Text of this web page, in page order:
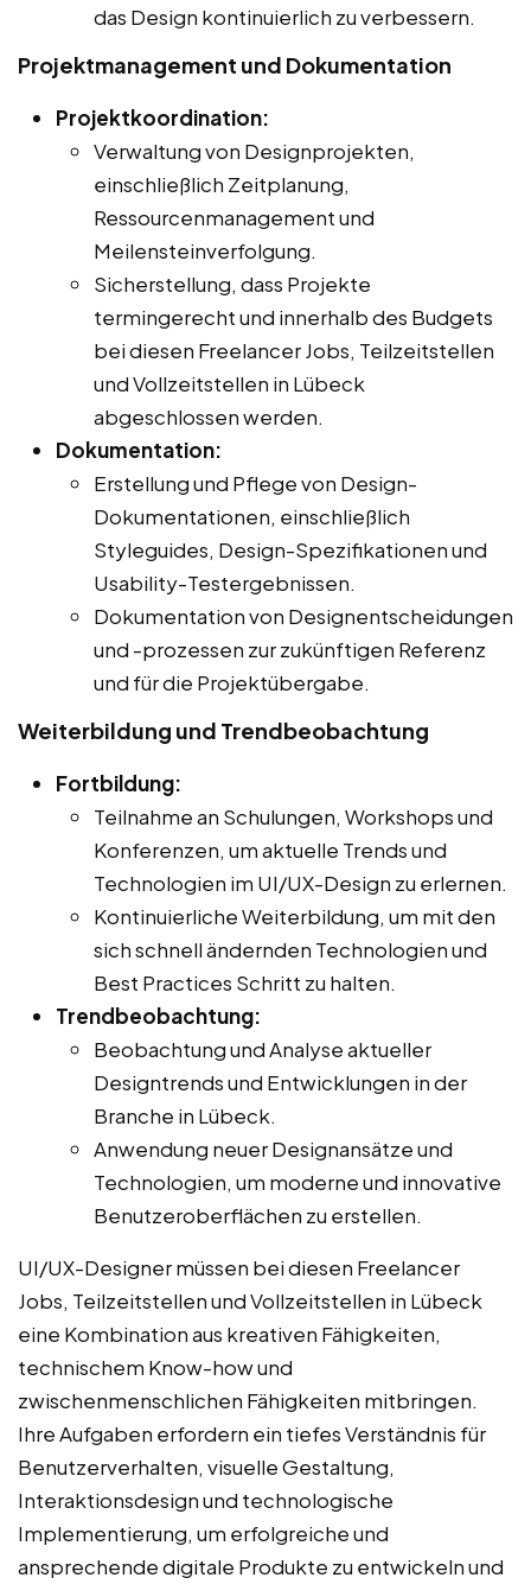
das Design kontinuierlich zu verbessern.
Projektmanagement und Dokumentation
Projektkoordination:
Verwaltung von Designprojekten,
einschließlich Zeitplanung,
Ressourcenmanagement und
Meilensteinverfolgung.
Sicherstellung, dass Projekte
termingerecht und innerhalb des Budgets
bei diesen Freelancer Jobs, Teilzeitstellen
und Vollzeitstellen in Lübeck
abgeschlossen werden.
Dokumentation:
Erstellung und Pflege von Design-
Dokumentationen, einschließlich
Styleguides, Design-Spezifikationen und
Usability-Testergebnissen.
Dokumentation von Designentscheidungen
und -prozessen zur zukünftigen Referenz
und für die Projektübergabe.
Weiterbildung und Trendbeobachtung
Fortbildung:
Teilnahme an Schulungen, Workshops und
Konferenzen, um aktuelle Trends und
Technologien im UI/UX-Design zu erlernen.
Kontinuierliche Weiterbildung, um mit den
sich schnell ändernden Technologien und
Best Practices Schritt zu halten.
Trendbeobachtung:
Beobachtung und Analyse aktueller
Designtrends und Entwicklungen in der
Branche in Lübeck.
Anwendung neuer Designansätze und
Technologien, um moderne und innovative
Benutzeroberflächen zu erstellen.
UI/UX-Designer müssen bei diesen Freelancer
Jobs, Teilzeitstellen und Vollzeitstellen in Lübeck
eine Kombination aus kreativen Fähigkeiten,
technischem Know-how und
zwischenmenschlichen Fähigkeiten mitbringen.
Ihre Aufgaben erfordern ein tiefes Verständnis für
Benutzerverhalten, visuelle Gestaltung,
Interaktionsdesign und technologische
Implementierung, um erfolgreiche und
ansprechende digitale Produkte zu entwickeln und